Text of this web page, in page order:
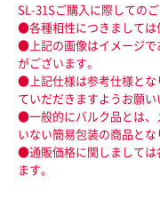
SL-31Sご購入に際しての
●各種相性につきましては
●上記の画像はイメージで
がございます。
●上記仕様は参考仕様とな
ていだだきますようお願い
●一般的にバルク品とは、
いない簡易包装の商品とな
●通販価格に関しましては
ます。